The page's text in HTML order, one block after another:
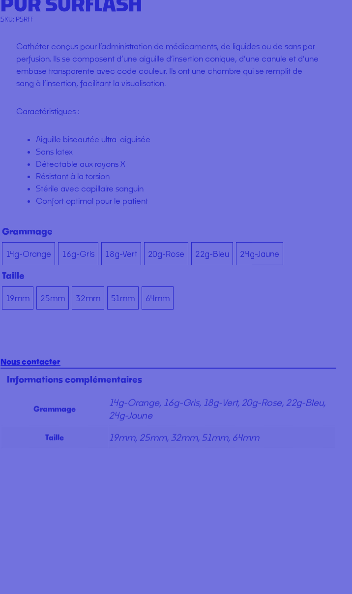
SKU: PSRFF
Cathéter conçus pour l’administration de médicaments, de liquides ou de sans par
perfusion. Ils se composent d’une aiguille d’insertion conique, d’une canule et d’une
embase transparente avec code couleur. Ils ont une chambre qui se remplit de
sang à l’insertion, facilitant la visualisation.
Caractéristiques :
Aiguille biseautée ultra-aiguisée
Sans latex
Détectable aux rayons X
Résistant à la torsion
Stérile avec capillaire sanguin
Confort optimal pour le patient
Grammage
14g-Orange 16g-Gris 18g-Vert 20g-Rose 22g-Bleu 24g-Jaune
Taille
19mm 25mm 32mm 51mm 64mm
Nous contacter
Informations complémentaires
Grammage
14g-Orange, 16g-Gris, 18g-Vert, 20g-Rose, 22g-Bleu,
24g-Jaune
Taille 19mm, 25mm, 32mm, 51mm, 64mm